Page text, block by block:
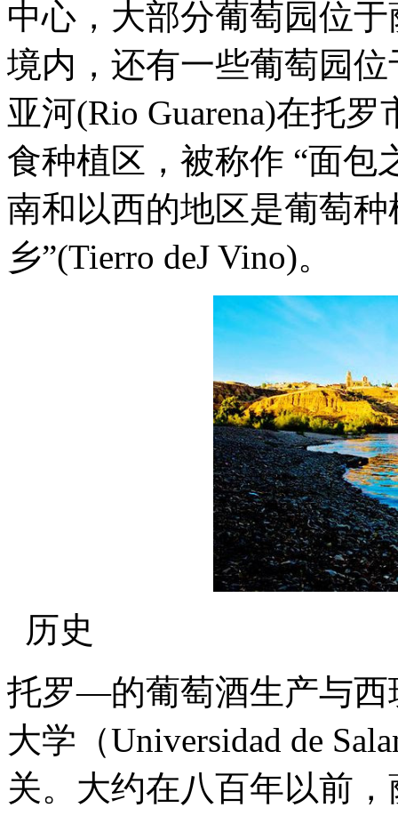
中心，大部分葡萄园位于
境内，还有一些葡萄园
亚河(Rio Guarena)在托
食种植区，被称作 “面包
南和以西的地区是葡萄
乡”(Tierro deJ Vino)。
历史
托罗—的葡萄酒生产与西
大学（Universidad de
关。大约在八百年以前